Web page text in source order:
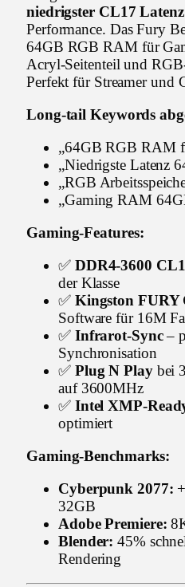
niedrigster CL17 Latenz
Performance. Das Fury
64GB RGB RAM für
Acryl-Seitenteil und
Perfekt für Streamer und
Long-tail Keywords
„64GB RGB RAM
„Niedrigste Latenz
„RGB
„Gaming RAM
Gaming-Features:
✅ DDR4-3600
der Klasse
✅ Kingston FURY
Software für 16M
✅ Infrarot-Sync–
Synchronisation
✅ Plug N Playbei
auf 3600MHz
✅ Intel XMP-
optimiert
Gaming-Benchmarks:
Cyberpunk 2077:
32GB
Adobe Premiere:
Blender: 45%
Rendering